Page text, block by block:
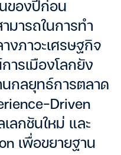
ของปีก่อน
มารถในการทำ
งภาวะเศรษฐกิจ
ารเมืองโลกยัง
กลยุทธ์การตลาด
Driven
ลกชันใหม่ และ
เพื่อขยายฐาน